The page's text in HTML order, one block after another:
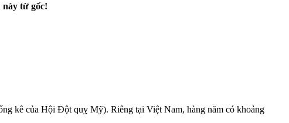
này từ gốc!
kê của Hội Đột quỵ Mỹ). Riêng tại Việt Nam, hàng năm có khoảng